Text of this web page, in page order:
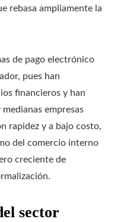
rebasa ampliamente la
de pago electrónico
pues han
financieros y han
empresas
rapidez y a bajo costo,
del comercio interno
creciente de
sector